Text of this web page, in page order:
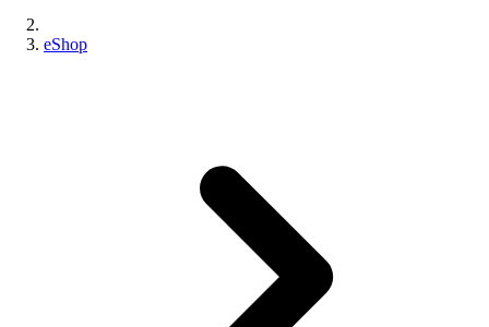
eShop